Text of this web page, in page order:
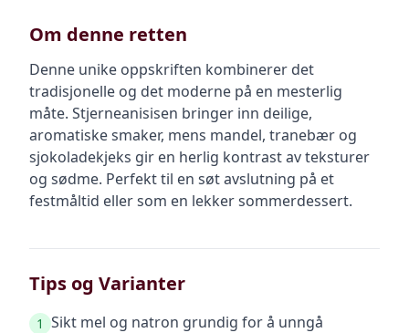
Om denne retten
Denne unike oppskriften kombinerer det
tradisjonelle og det moderne på en mesterlig
måte. Stjerneanisisen bringer inn deilige,
aromatiske smaker, mens mandel, tranebær og
sjokoladekjeks gir en herlig kontrast av teksturer
og sødme. Perfekt til en søt avslutning på et
festmåltid eller som en lekker sommerdessert.
Tips og Varianter
1 Sikt mel og natron grundig for å unngå